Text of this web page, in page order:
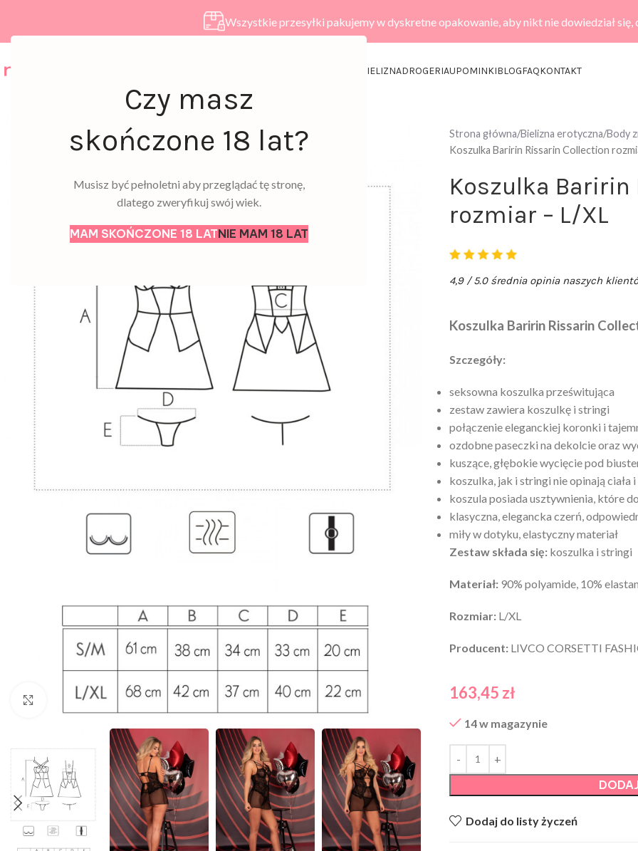
Czy masz
skończone 18 lat?
Musisz być pełnoletni aby przeglądać tę stronę,
dlatego zweryfikuj swój wiek.
MAM SKOŃCZONE 18 LATNIE MAM 18 LAT
Wszystkie przesyłki pakujemy w dyskretne opakowanie, aby nikt nie dowiedział się,
BIELIZNADROGERIAUPOMINKIBLOGFAQKONTAKT
Click to enlarge
Strona główna Bielizna erotyczna Body
Koszulka Baririn Rissarin Collection
Koszulka
rozmiar – L/XL
4,9 / 5.0 średnia opinia naszych
Koszulka Baririn Rissarin
Szczegóły:
seksowna koszulka prześwitująca
zestaw zawiera koszulkę i stringi
połączenie eleganckiej koronki i
ozdobne paseczki na dekolcie oraz
kuszące, głębokie wycięcie pod
koszulka, jak i stringi nie opinają ciała
koszula posiada usztywnienia, które
klasyczna, elegancka czerń,
miły w dotyku, elastyczny materiał
Zestaw składa się: koszulka i stringi
Materiał: 90% polyamide, 10%
Rozmiar: L/XL
Producent: LIVCO CORSETTI
163,45 zł
14 w magazynie
Dodaj do listy życzeń